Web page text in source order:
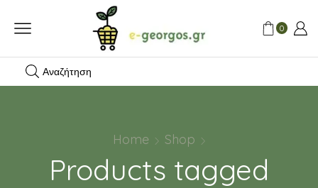
0
Αναζήτηση
Home Shop
Products tagged